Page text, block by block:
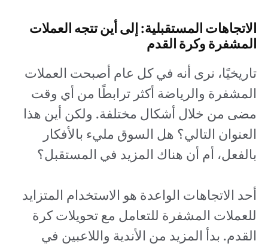
الاتجاهات المستقبلية: إلى أين تتجه العملات
المشفرة وكرة القدم
تاريخيًا، نرى أنه في كل عام أصبحت العملات
المشفرة والرياضة أكثر ترابطًا من أي وقت
مضى من خلال أشكال مختلفة. ولكن أين هذا
العنوان التالي؟ هل السوق مليء بالأفكار
بالفعل، أم أن هناك المزيد في المستقبل؟
أحد الاتجاهات الواعدة هو الاستخدام المتزايد
للعملات المشفرة للتعامل مع تحويلات كرة
القدم. بدأ المزيد من الأندية واللاعبين في